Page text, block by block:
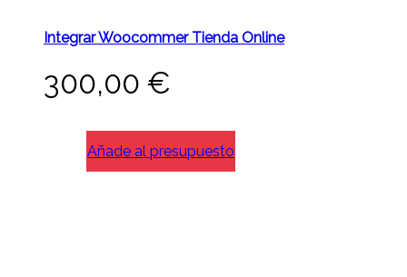
Integrar Woocommer Tienda Online
300,00 €
Añade al presupuesto